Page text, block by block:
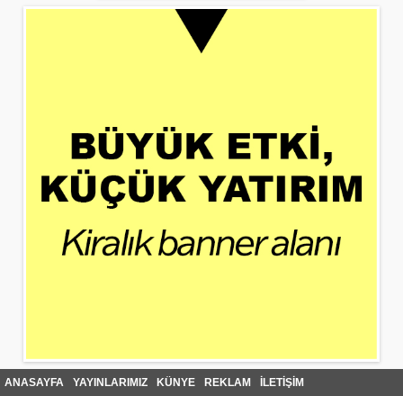
ANASAYFA YAYINLARIMIZ KÜNYE REKLAM İLETİŞİM